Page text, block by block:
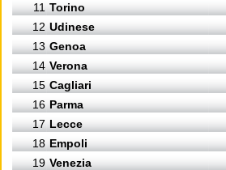
11 Torino
12 Udinese
13 Genoa
14 Verona
15 Cagliari
16 Parma
17 Lecce
18 Empoli
19 Venezia